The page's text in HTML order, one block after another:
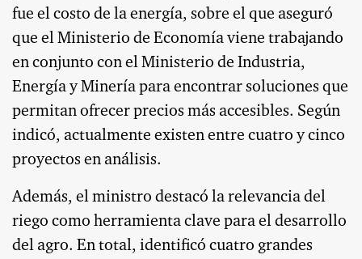
fue el costo de la energía, sobre el que aseguró
que el Ministerio de Economía viene trabajando
en conjunto con el Ministerio de Industria,
Energía y Minería para encontrar soluciones que
permitan ofrecer precios más accesibles. Según
indicó, actualmente existen entre cuatro y cinco
proyectos en análisis.
Además, el ministro destacó la relevancia del
riego como herramienta clave para el desarrollo
del agro. En total, identificó cuatro grandes